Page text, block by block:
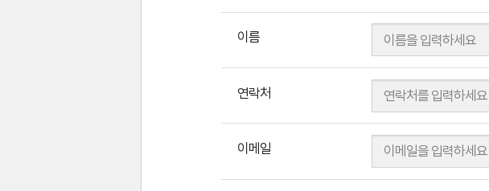
이름
연락처
이메일